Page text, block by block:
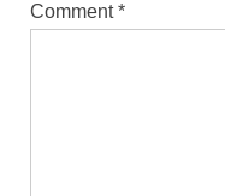
Comment*